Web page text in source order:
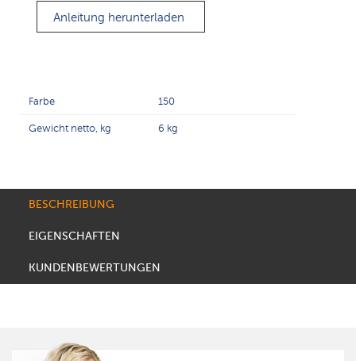
Anleitung herunterladen
Farbe 150
Gewicht netto, kg 6 kg
BESCHREIBUNG
EIGENSCHAFTEN
KUNDENBEWERTUNGEN